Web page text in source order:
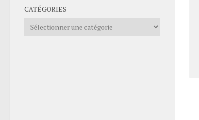
CATÉGORIES
Catégories